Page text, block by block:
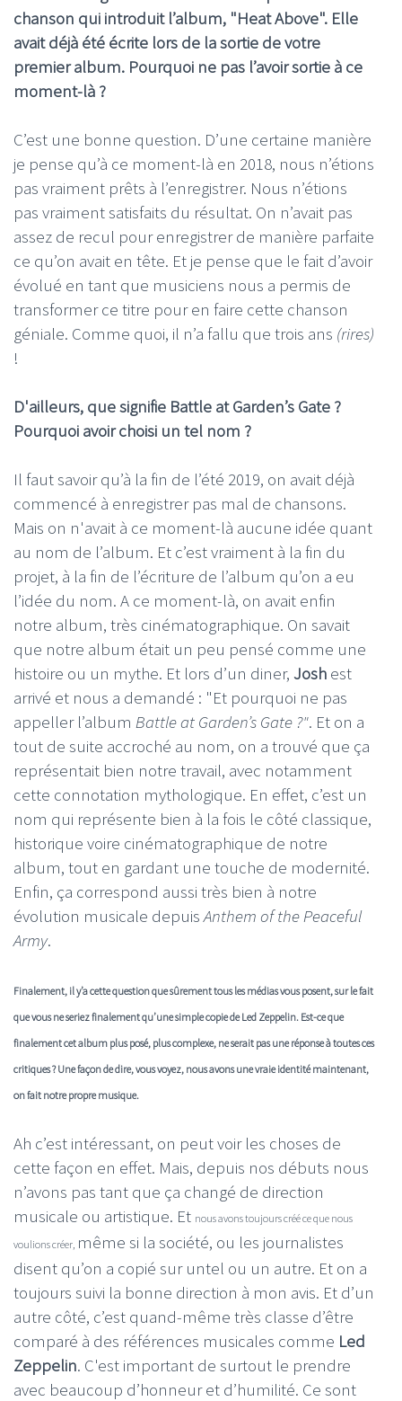
chanson qui introduit l’album, "Heat Above". Elle
avait déjà été écrite lors de la sortie de votre
premier album. Pourquoi ne pas l’avoir sortie à ce
moment-là ?
C’est une bonne question. D’une certaine manière
je pense qu’à ce moment-là en 2018, nous n’étions
pas vraiment prêts à l’enregistrer. Nous n’étions
pas vraiment satisfaits du résultat. On n’avait pas
assez de recul pour enregistrer de manière parfaite
ce qu’on avait en tête. Et je pense que le fait d’avoir
évolué en tant que musiciens nous a permis de
transformer ce titre pour en faire cette chanson
géniale. Comme quoi, il n’a fallu que trois ans (rires)
!
D'ailleurs, que signifie Battle at Garden’s Gate ?
Pourquoi avoir choisi un tel nom ?
Il faut savoir qu’à la fin de l’été 2019, on avait déjà
commencé à enregistrer pas mal de chansons.
Mais on n'avait à ce moment-là aucune idée quant
au nom de l’album. Et c’est vraiment à la fin du
projet, à la fin de l’écriture de l’album qu’on a eu
l’idée du nom. A ce moment-là, on avait enfin
notre album, très cinématographique. On savait
que notre album était un peu pensé comme une
histoire ou un mythe. Et lors d’un diner, Josh est
arrivé et nous a demandé : "Et pourquoi ne pas
appeller l’album Battle at Garden’s Gate ?". Et on a
tout de suite accroché au nom, on a trouvé que ça
représentait bien notre travail, avec notamment
cette connotation mythologique. En effet, c’est un
nom qui représente bien à la fois le côté classique,
historique voire cinématographique de notre
album, tout en gardant une touche de modernité.
Enfin, ça correspond aussi très bien à notre
évolution musicale depuisAnthem of the Peaceful
Army.
Finalement, il y’a cette question que sûrement tous les médias vous posent, sur le fait
que vous ne seriez finalement qu’une simple copie de Led Zeppelin. Est-ce que
finalement cet album plus posé, plus complexe, ne serait pas une réponse à toutes ces
critiques ? Une façon de dire, vous voyez, nous avons une vraie identité maintenant,
on fait notre propre musique.
Ah c’est intéressant, on peut voir les choses de
cette façon en effet. Mais, depuis nos débuts nous
n’avons pas tant que ça changé de direction
musicale ou artistique. Et nous avons toujours créé ce que nous
voulions créer, même si la société, ou les journalistes
disent qu’on a copié sur untel ou un autre. Et on a
toujours suivi la bonne direction à mon avis. Et d’un
autre côté, c’est quand-même très classe d’être
comparé à des références musicales comme Led
Zeppelin. C'est important de surtout le prendre
avec beaucoup d’honneur et d’humilité. Ce sont